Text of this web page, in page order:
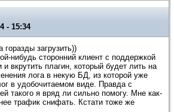
- 15:34
горазды загрузить))
нибудь сторонний клиент с поддержкой
и вкрутить плагин, который будет лить на
лога в некую БД, из которой уже
в удобочитаемом виде. Правда с
такого я вряд ли сильно помогу. Мне как-
трафик снифать. Кстати тоже же